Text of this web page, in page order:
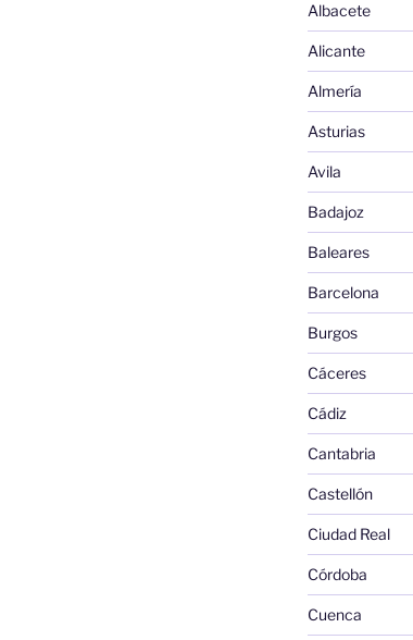
Albacete
Alicante
Almería
Asturias
Avila
Badajoz
Baleares
Barcelona
Burgos
Cáceres
Cádiz
Cantabria
Castellón
Ciudad Real
Córdoba
Cuenca